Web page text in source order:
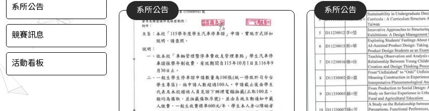
系所公告
競賽訊息
活動看板
系所公告 系所公告